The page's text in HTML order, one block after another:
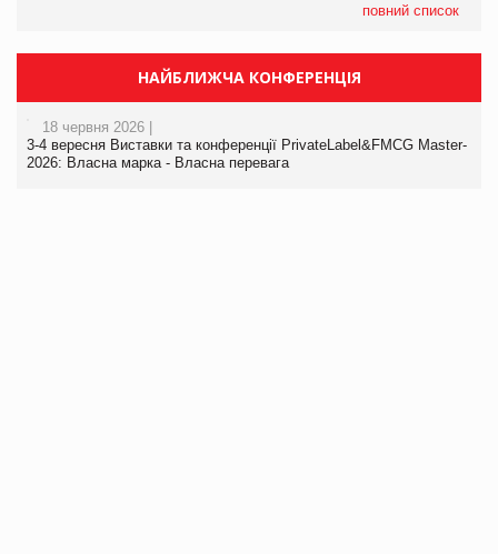
повний список
НАЙБЛИЖЧА КОНФЕРЕНЦІЯ
18 червня 2026 |
3-4 вересня Виставки та конференції PrivateLabel&FMCG Master-
2026: Власна марка - Власна перевага